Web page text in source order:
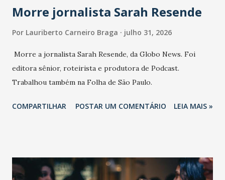
Morre jornalista Sarah Resende
Por Lauriberto Carneiro Braga julho 31, 2026
Morre a jornalista Sarah Resende, da Globo News. Foi
editora sênior, roteirista e produtora de Podcast.
Trabalhou também na Folha de São Paulo.
COMPARTILHAR POSTAR UM COMENTÁRIO LEIA MAIS »